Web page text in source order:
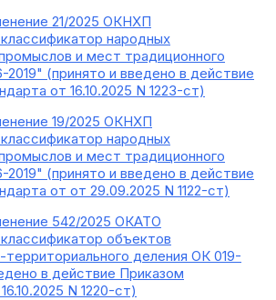
21/2025 ОКНХП
народных
и мест традиционного
(принято и введено в действие
от 16.10.2025 N 1223-ст)
19/2025 ОКНХП
народных
и мест традиционного
(принято и введено в действие
от от 29.09.2025 N 1122-ст)
542/2025 ОКАТО
объектов
деления ОК 019-
в действие Приказом
N 1220-ст)